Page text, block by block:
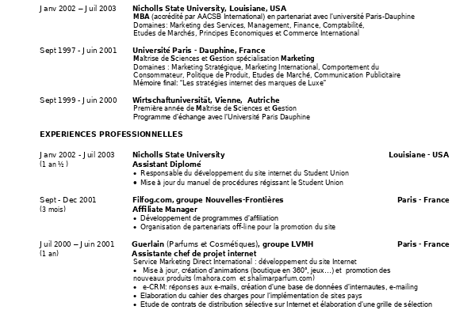
Janv 2002 – Juil 2003 Nicholls State University, Louisiane, USA
MBA (accrédité par AACSB International) en partenariat avec l’université Paris-Dauphine
Domaines: Marketing des Services, Management, Finance, Comptabilité,
Etudes de Marchés, Principes Economiques et Commerce International
Sept 1997 - Juin 2001 Université Paris - Dauphine, France
Maîtrise de Sciences et Gestion spécialisation Marketing
Domaines : Marketing Stratégique, Marketing International, Comportement du
Consommateur, Politique de Produit, Etudes de Marché, Communication Publicitaire
Mémoire final: “Les stratégies internet des marques de Luxe”
Sept 1999 - Juin 2000 Wirtschaftuniversität, Vienne, Autriche
Première année de Maîtrise de Sciences et Gestion
Programme d’échange avec l’Université Paris Dauphine
EXPERIENCES PROFESSIONNELLES
Janv 2002 - Juil 2003 Nicholls State University Louisiane - USA
(1 an ½ ) Assistant Diplomé

  Responsable du développeme
nt du site internet du Student Union
 Mise à jour du manuel de procédures régissant le Student Union
Sept - Dec 2001 Filfog.com, groupeNouvelles-Frontières Paris - France
(3 mois) Affiliate Manager
 Développement de programmes d’affiliation

  Organisation de partenariats o
ff-line pour la promotion du site
Juil 2000 – Juin 2001 Guerlain (Parfums et Cosmétiques), groupe LVMH Paris - France
(1 an) Assistante chef de projet internet
Service Marketing Direct International : développement du site Internet

   M
ise à jour, création d’animations (boutique en 360°, jeux …) et  promotion des
nouveaux produits (mahora.com  et shalimarparfum.com)

   e-CRM
: réponses aux e-mails, création d’une base de données d’internautes, e-mailing
 Elaboration du cahier des charges pour l’implémentation de sites pays
 Etude de contrats de distribution sélective sur Internet et élaboration d’une grille de sélection